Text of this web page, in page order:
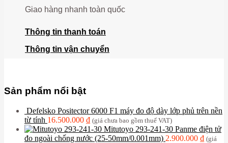
Giao hàng nhanh toàn quốc
Thông tin thanh toán
Thông tin vận chuyển
Sản phẩm nổi bật
Defelsko Positector 6000 F1 máy đo độ dày lớp phủ trên nền
từ tính 16.500.000 ₫ (giá chưa bao gồm thuế VAT)
Mitutoyo 293-241-30 Panme điện tử
đo ngoài chống nước (25-50mm/0.001mm) 2.900.000 ₫ (giá